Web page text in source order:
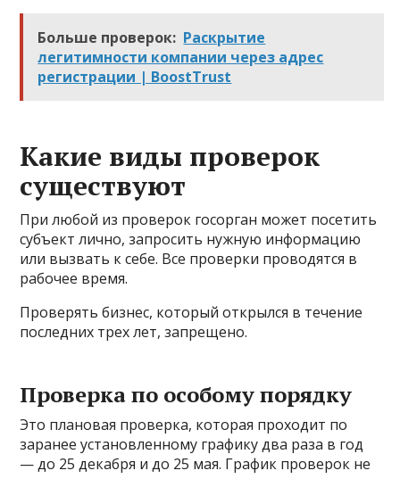
Больше проверок: Раскрытие
легитимности компании через адрес
регистрации | BoostTrust
Какие виды проверок
существуют
При любой из проверок госорган может посетить
субъект лично, запросить нужную информацию
или вызвать к себе. Все проверки проводятся в
рабочее время.
Проверять бизнес, который открылся в течение
последних трех лет, запрещено.
Проверка по особому порядку
Это плановая проверка, которая проходит по
заранее установленному графику два раза в год
— до 25 декабря и до 25 мая. График проверок не